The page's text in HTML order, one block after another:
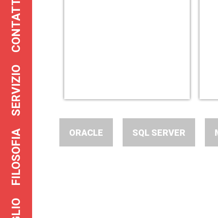
ORACLE SQL SERVER
FILOSOFIA
SERVIZIO
CONTATTO